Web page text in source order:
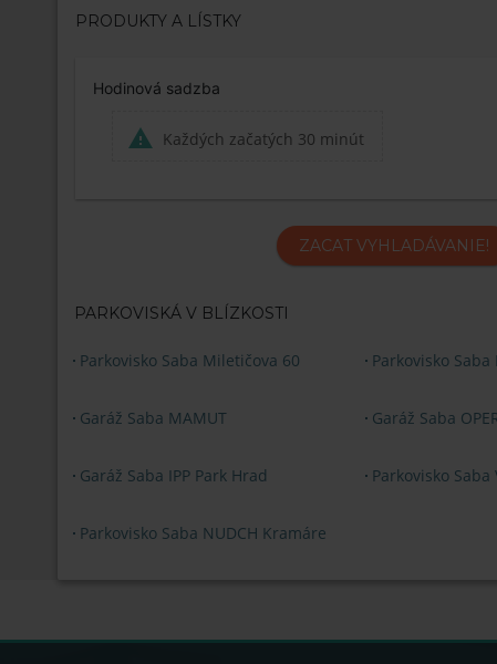
PRODUKTY A LÍSTKY
Hodinová sadzba
Každých začatých 30 minút
ZACAT VYHLADÁVANIE!
PARKOVISKÁ V BLÍZKOSTI
Parkovisko Saba Miletičova 60 Parkovisko Saba
Garáž Saba MAMUT Garáž Saba
Garáž Saba IPP Park Hrad Parkovisko Saba
Parkovisko Saba NUDCH Kramáre